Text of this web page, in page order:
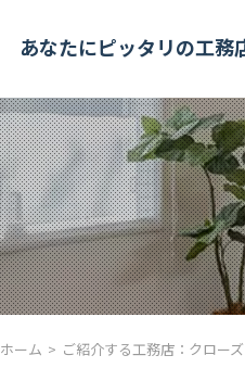
あなたにピッタリの工務
ホーム ご紹介する工務店： クロー